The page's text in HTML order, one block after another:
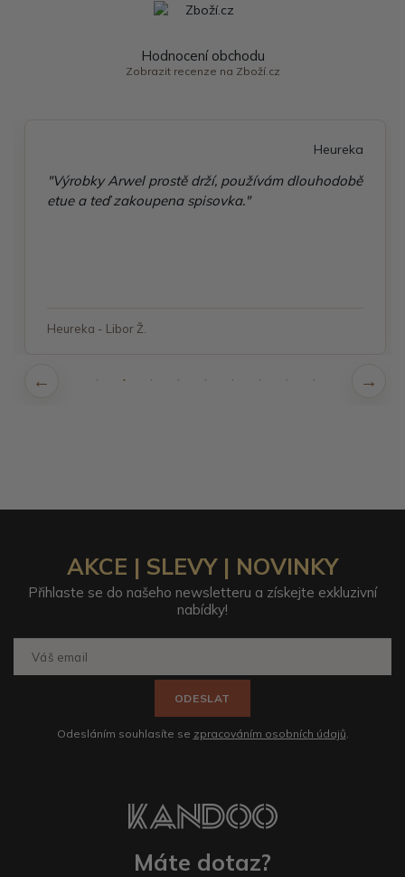
Hodnocení obchodu
Zobrazit recenze na Zboží.cz
Heureka
"Výrobky Arwel prostě drží, používám dlouhodobě
etue a teď zakoupena spisovka."
Heureka - Libor Ž.
AKCE | SLEVY | NOVINKY
Přihlaste se do našeho newsletteru a získejte exkluzivní
nabídky!
ODESLAT
Odesláním souhlasíte se zpracováním osobních údajů.
Máte dotaz?